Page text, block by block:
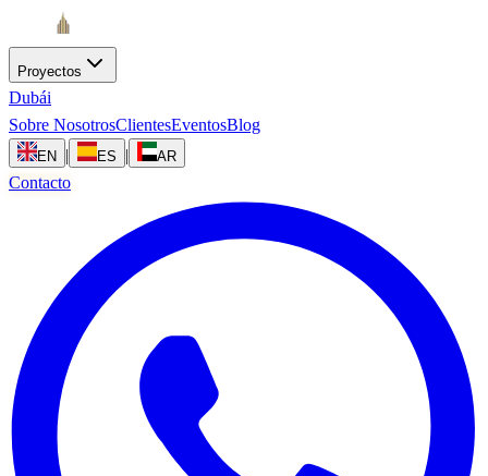
Proyectos
Dubái
Sobre NosotrosClientesEventosBlog
EN | ES | AR
Contacto